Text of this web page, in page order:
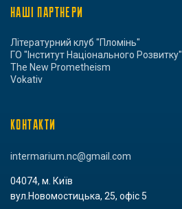
НАШІ ПАРТНЕРИ
Літературний клуб "Пломінь"
ГО "Інститут Національного Розвитку"
The New Prometheism
Vokativ
КОНТАКТИ
intermarium.nc@gmail.com
04074, м. Київ
вул.Новомостицька, 25, офіс 5